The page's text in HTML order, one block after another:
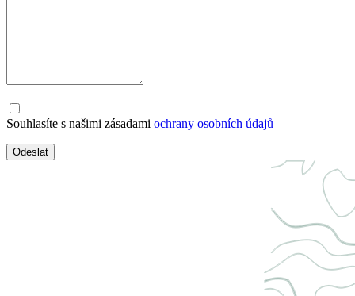
Souhlasíte s našimi zásadami ochrany osobních údajů
Odeslat